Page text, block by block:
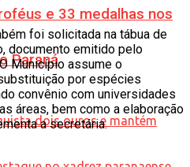
e 33 medalhas nos
Paraná
foi solicitada na tábua de
documento emitido pelo
Município assume o
por espécies
convênio com universidades
áreas, bem como a elaboração
a secretária.